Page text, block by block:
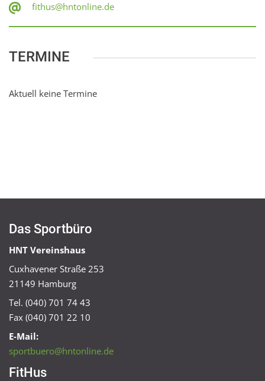
fithus@hntonline.de
TERMINE
Aktuell keine Termine
Das Sportbüro
HNT Vereinshaus
Cuxhavener Straße 253
21149 Hamburg
Tel. (040) 701 74 43
Fax (040) 701 22 10
E-Mail:
sportbuero@hntonline.de
FitHus